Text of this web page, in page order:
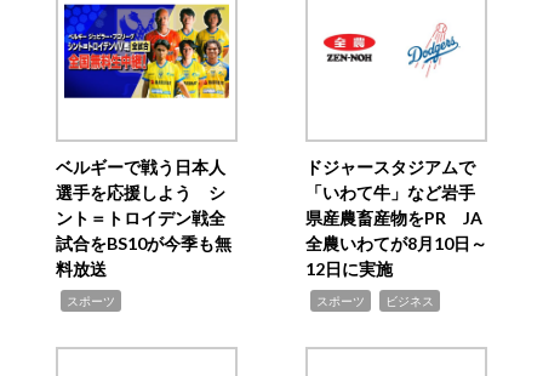
ベルギーで戦う日本人
選手を応援しよう シ
ント＝トロイデン戦全
試合をBS10が今季も無
料放送
スポーツ
ドジャースタジアムで
「いわて牛」など岩手
県産農畜産物をPR JA
全農いわてが8月10日～
12日に実施
スポーツ ビジネス